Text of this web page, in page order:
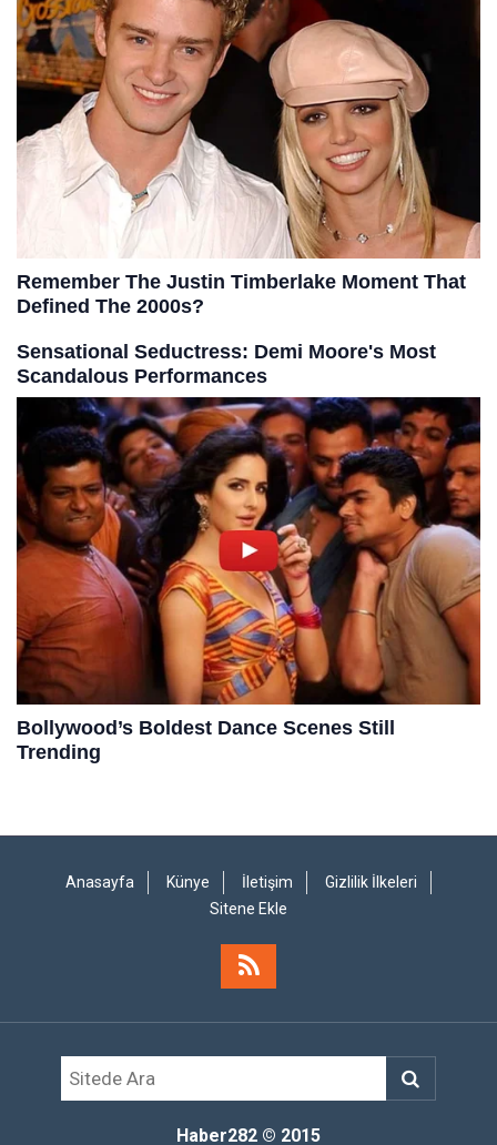
Anasayfa Künye İletişim
Gizlilik İlkeleri
Sitene Ekle
Haber282 © 2015